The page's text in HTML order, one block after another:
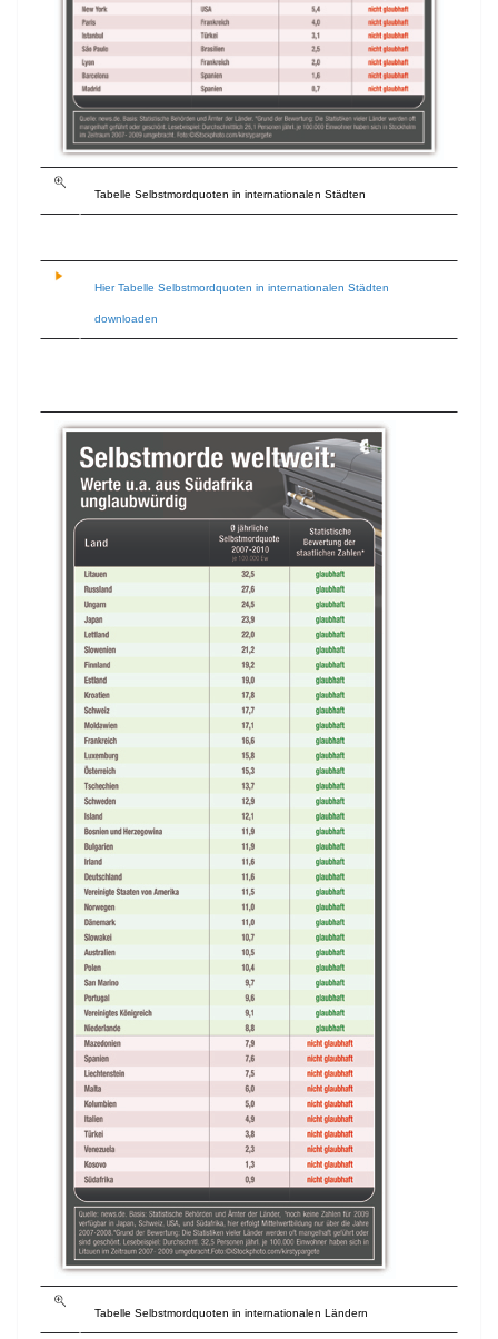
Tabelle Selbstmordquoten in internationalen Städten
Hier Tabelle Selbstmordquoten in internationalen Städten
downloaden
Tabelle Selbstmordquoten in internationalen Ländern